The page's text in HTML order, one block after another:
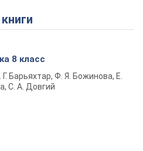
Play Video
8 класс
Г. Барьяхтар, Ф. Я. Божинова, Е.
С. А. Довгий